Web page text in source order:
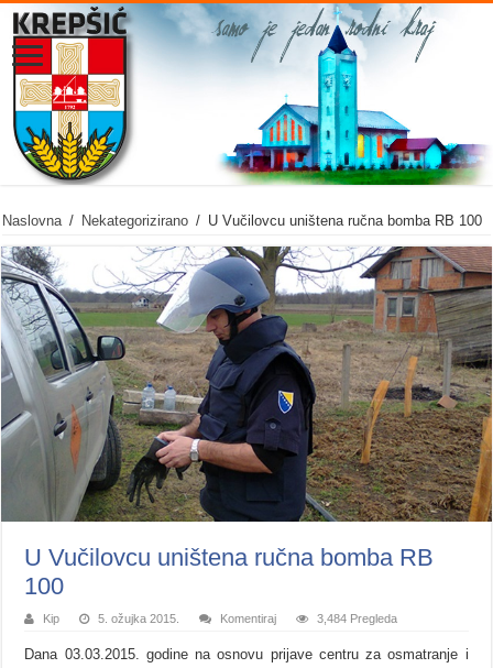
Naslovna / Nekategorizirano / U Vučilovcu uništena ručna bomba RB 100
U Vučilovcu uništena ručna bomba RB
100
Kip 5. ožujka 2015. Komentiraj 3,484 Pregleda
Dana 03.03.2015. godine na osnovu prijave centru za osmatranje i